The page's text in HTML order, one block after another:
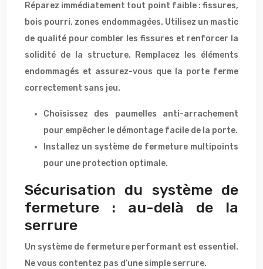
Réparez immédiatement tout point faible : fissures,
bois pourri, zones endommagées. Utilisez un mastic
de qualité pour combler les fissures et renforcer la
solidité de la structure. Remplacez les éléments
endommagés et assurez-vous que la porte ferme
correctement sans jeu.
Choisissez des paumelles anti-arrachement
pour empêcher le démontage facile de la porte.
Installez un système de fermeture multipoints
pour une protection optimale.
Sécurisation du système de
fermeture : au-delà de la
serrure
Un système de fermeture performant est essentiel.
Ne vous contentez pas d’une simple serrure.